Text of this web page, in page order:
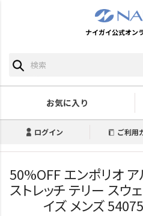
ナイガイ公式オン
お気に入り
ログイン ご利用
50%OFF エンポリオ ア
ストレッチ テリー スウ
イズ メンズ